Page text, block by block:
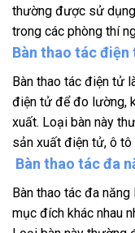
thường được sử
trong các phòng thí
Bàn thao tác điện
Bàn thao tác điện tử
điện tử để đo lường,
xuất. Loại bàn này
sản xuất điện tử, ô tô
Bàn thao tác đa
Bàn thao tác đa
mục đích khác nhau